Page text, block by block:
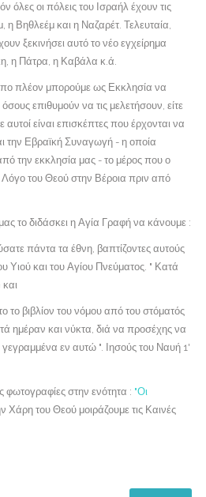
όλες οι πόλεις του Ισραήλ έχουν τις
η Βηθλεέμ και η Ναζαρέτ. Τελευταία,
ξεκινήσει αυτό το νέο εγχείρημα
η Πάτρα, η Καβάλα κ.ά.
πλέον μπορούμε ως Εκκλησία να
επιθυμούν να τις μελετήσουν, είτε
αυτοί είναι επισκέπτες που έρχονται να
την Εβραϊκή Συναγωγή - η οποία
την εκκλησία μας - το μέρος που ο
του Θεού στην Βέροια πριν από
το διδάσκει η Αγία Γραφή να κάνουμε :
πάντα τα έθνη, βαπτίζοντες αυτούς
Υιού και του Αγίου Πνεύματος. " Κατά
το βιβλίον του νόμου από του στόματός
ημέραν και νύκτα, διά να προσέχης να
εν αυτώ ". Ιησούς του Ναυή 1'
φωτογραφίες στην ενότητα : "Οι
Χάρη του Θεού μοιράζουμε τις Καινές